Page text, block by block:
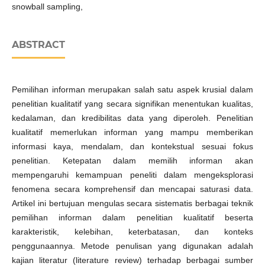
snowball sampling,
ABSTRACT
Pemilihan informan merupakan salah satu aspek krusial dalam
penelitian kualitatif yang secara signifikan menentukan kualitas,
kedalaman, dan kredibilitas data yang diperoleh. Penelitian
kualitatif memerlukan informan yang mampu memberikan
informasi kaya, mendalam, dan kontekstual sesuai fokus
penelitian. Ketepatan dalam memilih informan akan
mempengaruhi kemampuan peneliti dalam mengeksplorasi
fenomena secara komprehensif dan mencapai saturasi data.
Artikel ini bertujuan mengulas secara sistematis berbagai teknik
pemilihan informan dalam penelitian kualitatif beserta
karakteristik, kelebihan, keterbatasan, dan konteks
penggunaannya. Metode penulisan yang digunakan adalah
kajian literatur (literature review) terhadap berbagai sumber